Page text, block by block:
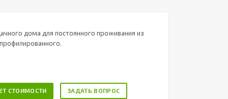
дома для постоянного проживания из
СТОИМОСТИ ЗАДАТЬ ВОПРОС